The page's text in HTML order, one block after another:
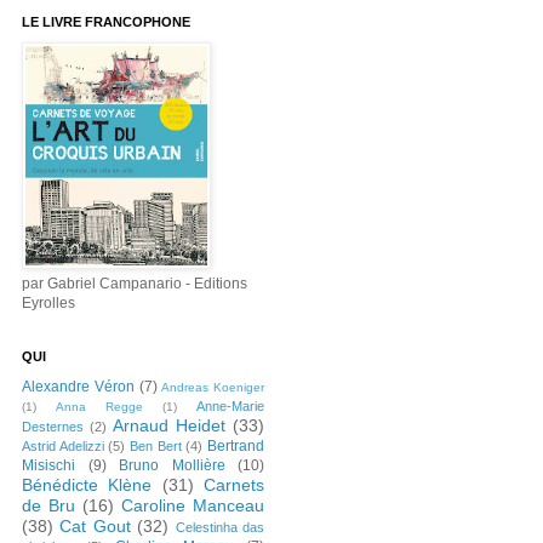
LE LIVRE FRANCOPHONE
par Gabriel Campanario - Editions
Eyrolles
QUI
Alexandre Véron (7) Andreas Koeniger
(1)
Anna Regge (1)
Anne-Marie
Desternes (2) Arnaud Heidet (33)
Astrid Adelizzi (5) Ben Bert (4) Bertrand
Misischi
(9) Bruno Mollière (10)
Bénédicte Klène (31) Carnets
de Bru (16) Caroline Manceau
(38) Cat Gout (32) Celestinha das